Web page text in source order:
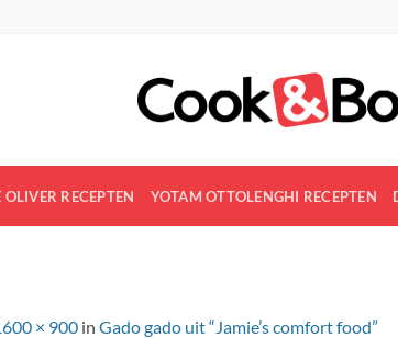
OLIVER RECEPTEN YOTAM OTTOLENGHI RECEPTEN
× 900 in Gado gado uit “Jamie’s comfort food”